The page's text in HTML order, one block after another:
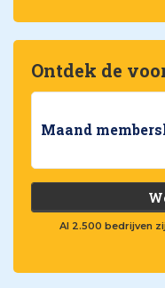
Ontdek de
Maand
Al 2.500 bedrijven